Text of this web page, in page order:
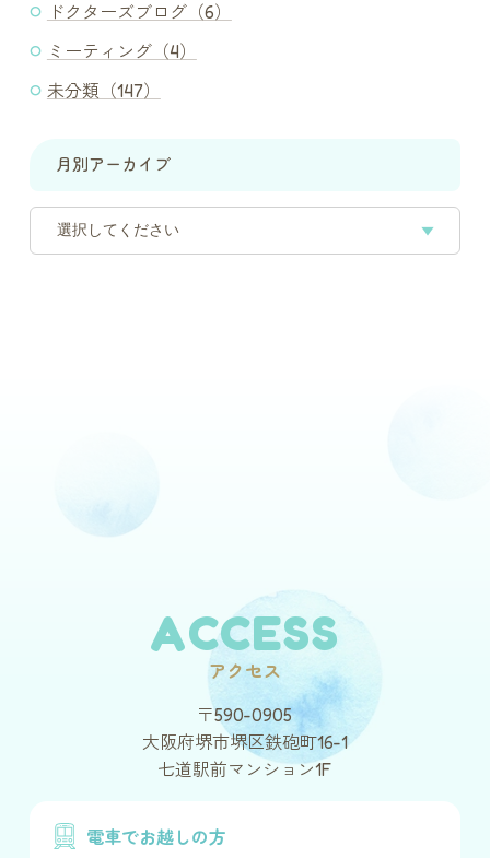
ドクターズブログ（6）
ミーティング（4）
未分類（147）
月別アーカイブ
ACCESS
アクセス
〒590-0905
大阪府堺市堺区鉄砲町16-1
七道駅前マンション1F
電車でお越しの方